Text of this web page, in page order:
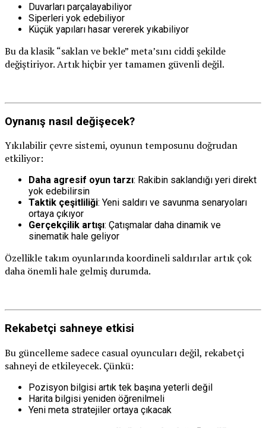
Duvarları parçalayabiliyor
Siperleri yok edebiliyor
Küçük yapıları hasar vererek yıkabiliyor
Bu da klasik “saklan ve bekle” meta’sını ciddi şekilde
değiştiriyor. Artık hiçbir yer tamamen güvenli değil.
Oynanış nasıl değişecek?
Yıkılabilir çevre sistemi, oyunun temposunu doğrudan
etkiliyor:
Daha agresif oyun tarzı: Rakibin saklandığı yeri direkt
yok edebilirsin
Taktik çeşitliliği: Yeni saldırı ve savunma senaryoları
ortaya çıkıyor
Gerçekçilik artışı: Çatışmalar daha dinamik ve
sinematik hale geliyor
Özellikle takım oyunlarında koordineli saldırılar artık çok
daha önemli hale gelmiş durumda.
Rekabetçi sahneye etkisi
Bu güncelleme sadece casual oyuncuları değil, rekabetçi
sahneyi de etkileyecek. Çünkü:
Pozisyon bilgisi artık tek başına yeterli değil
Harita bilgisi yeniden öğrenilmeli
Yeni meta stratejiler ortaya çıkacak